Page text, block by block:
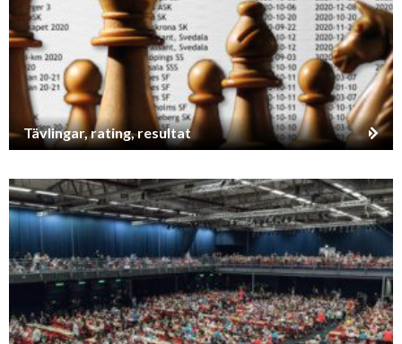
Tävlingar, rating, resultat